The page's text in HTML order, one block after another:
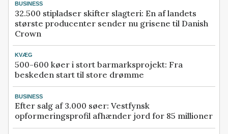
BUSINESS
32.500 stipladser skifter slagteri: En af landets
største producenter sender nu grisene til Danish
Crown
KVÆG
500-600 køer i stort barmarksprojekt: Fra
beskeden start til store drømme
BUSINESS
Efter salg af 3.000 søer: Vestfynsk
opformeringsprofil afhænder jord for 85 millioner